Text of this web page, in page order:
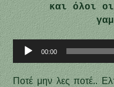
και όλοι
Πρόγραμμα
Αναπαραγωγής
Ήχου
00:00
Ποτέ μην λες ποτέ..